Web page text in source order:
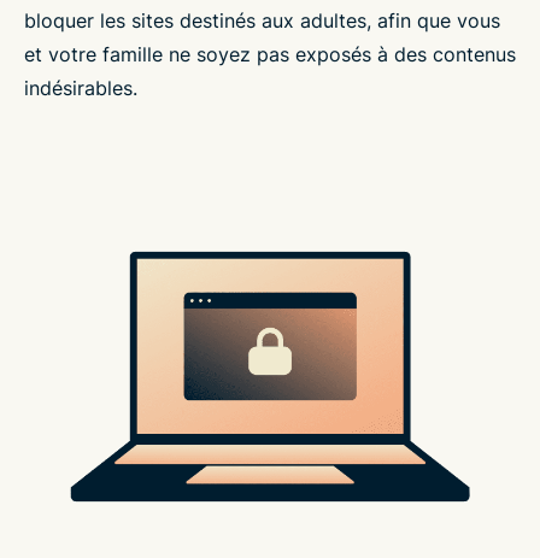
bloquer les sites destinés aux adultes, afin que vous
et votre famille ne soyez pas exposés à des contenus
indésirables.